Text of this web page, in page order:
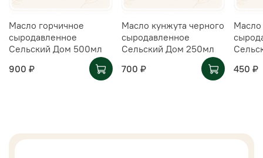
Масло горчичное
сыродавленное
Сельский Дом 500мл
900 ₽
Масло кунжута черного
сыродавленное
Сельский Дом 250мл
700 ₽
Масло
450 ₽